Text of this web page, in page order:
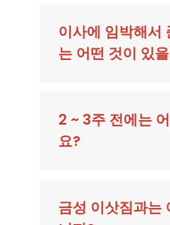
이사에 임박해서
는 어떤 것이 있
2 ~ 3주 전에는
요?
금성 이삿짐과는